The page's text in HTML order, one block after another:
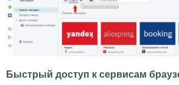
Быстрый доступ к сервисам